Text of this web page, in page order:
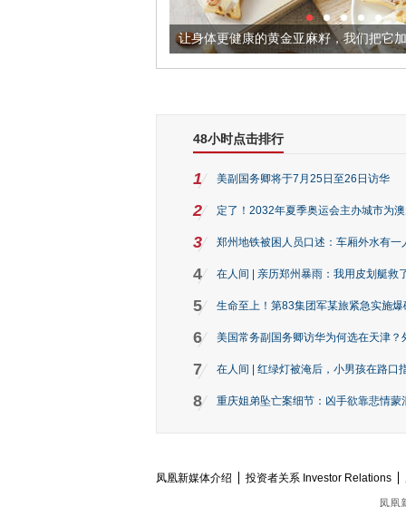
让身体更健康的黄金亚麻籽，我们把它
48小时点击排行
1 美副国务卿将于7月25日至26日访华
2 定了！2032年夏季奥运会主办城市为
3 郑州地铁被困人员口述：车厢外水有一
4 在人间 | 亲历郑州暴雨：我用皮划艇救
5 生命至上！第83集团军某旅紧急实施爆
6 美国常务副国务卿访华为何选在天津？
7 在人间 | 红绿灯被淹后，小男孩在路口
8 重庆姐弟坠亡案细节：凶手欲靠悲情蒙
凤凰新媒体介绍 投资者关系 Investor Relations
凤凰